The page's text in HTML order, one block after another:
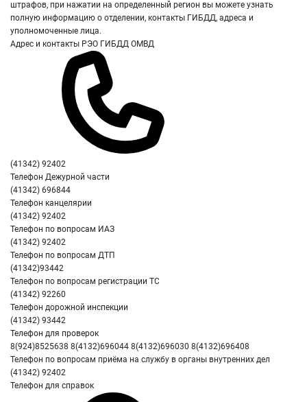
штрафов, при нажатии на определенный регион вы можете узнать
полную информацию о отделении, контакты ГИБДД, адреса и
уполномоченные лица.
Адрес и контакты РЭО ГИБДД ОМВД
(41342) 92402
Телефон Дежурной части
(41342) 696844
Телефон канцелярии
(41342) 92402
Телефон по вопросам ИАЗ
(41342) 92402
Телефон по вопросам ДТП
(41342)93442
Телефон по вопросам регистрации ТС
(41342) 92260
Телефон дорожной инспекции
(41342) 93442
Телефон для проверок
8(924)8525638 8(4132)696044 8(4132)696030 8(4132)696408
Телефон по вопросам приёма на службу в органы внутренних дел
(41342) 92402
Телефон для справок